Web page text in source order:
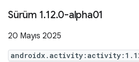
Sürüm 1.12.0-alpha01
20 Mayıs 2025